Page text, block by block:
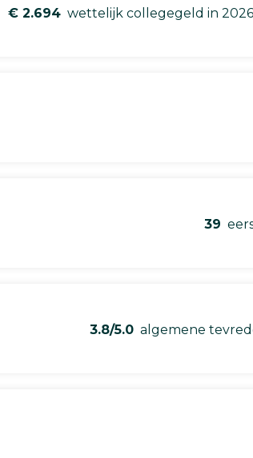
€ 2.694 wettelijk collegegeld in
39
3.8/5.0 algemene